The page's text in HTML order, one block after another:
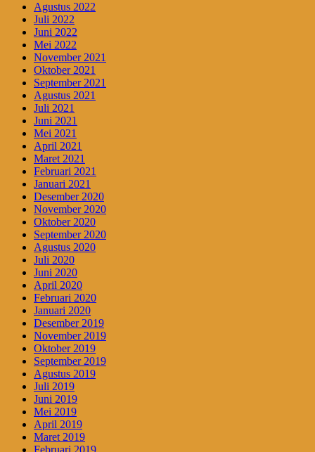
Agustus 2022
Juli 2022
Juni 2022
Mei 2022
November 2021
Oktober 2021
September 2021
Agustus 2021
Juli 2021
Juni 2021
Mei 2021
April 2021
Maret 2021
Februari 2021
Januari 2021
Desember 2020
November 2020
Oktober 2020
September 2020
Agustus 2020
Juli 2020
Juni 2020
April 2020
Februari 2020
Januari 2020
Desember 2019
November 2019
Oktober 2019
September 2019
Agustus 2019
Juli 2019
Juni 2019
Mei 2019
April 2019
Maret 2019
Februari 2019